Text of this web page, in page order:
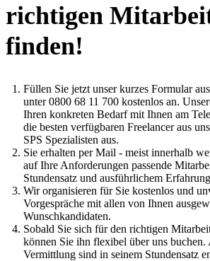
richtigen
finden!
Füllen Sie jetzt unser kurzes Formular
unter 0800 68 11 700 kostenlos an.
Ihren konkreten Bedarf mit Ihnen am
die besten verfügbaren Freelancer aus
SPS Spezialisten aus.
Sie erhalten per Mail - meist innerhalb
auf Ihre Anforderungen passende
Stundensatz und ausführlichem
Wir organisieren für Sie kostenlos und
Vorgespräche mit allen von Ihnen
Wunschkandidaten.
Sobald Sie sich für den richtigen
können Sie ihn flexibel über uns
Vermittlung sind in seinem Stundensatz